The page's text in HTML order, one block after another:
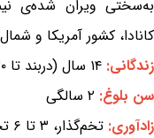
به‌سختی ویران شده‌ی
کانادا، کشور آمریکا و
زندگانی: ۱۴ سال (دربند تا ۳۰ سال)
سن بلوغ: ۲ سالگی
زادآوری: تخم‌گذار، ۳ تا ۶ تخم، با ۱۸ تا ۱۹ روز زمان ماندن در تخم